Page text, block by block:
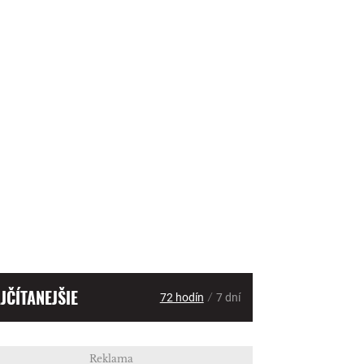
72 hodín / 7 dní
Reklama